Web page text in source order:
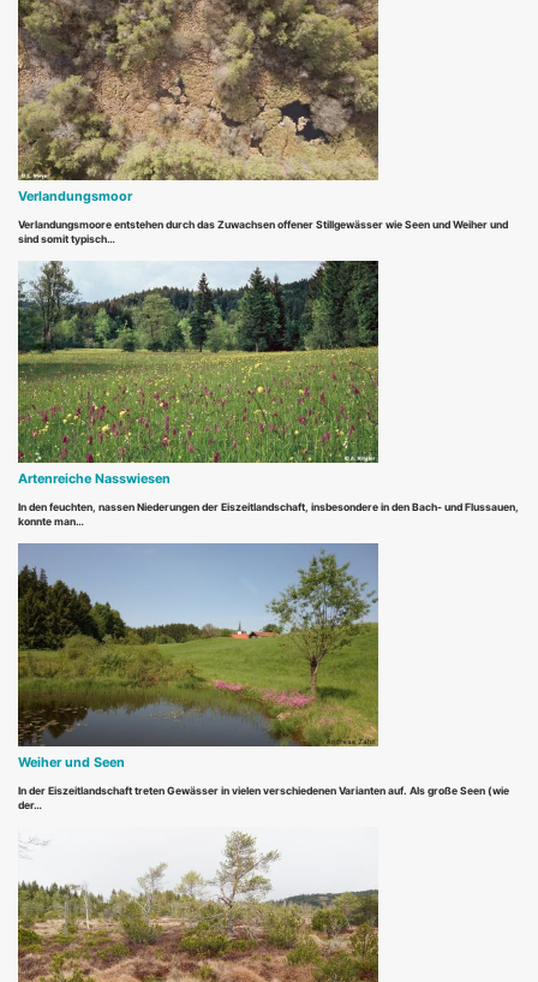
Verlandungsmoor
Verlandungsmoore entstehen durch das Zuwachsen offener Stillgewässer wie Seen und Weiher und
sind somit typisch…
Artenreiche Nasswiesen
In den feuchten, nassen Niederungen der Eiszeitlandschaft, insbesondere in den Bach- und Flussauen,
konnte man…
Weiher und Seen
In der Eiszeitlandschaft treten Gewässer in vielen verschiedenen Varianten auf. Als große Seen (wie
der…